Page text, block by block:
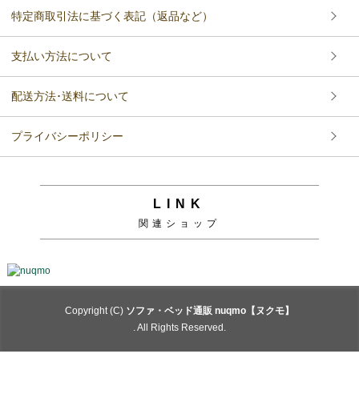
特定商取引法に基づく表記（返品など）
支払い方法について
配送方法･送料について
プライバシーポリシー
LINK
関連ショップ
Copyright (C) ソファ・ベッド通販 nuqmo【ヌクモ】
. All Rights Reserved.